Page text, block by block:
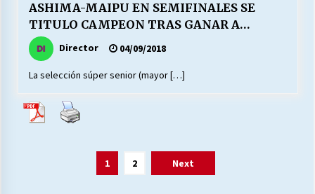
ASHIMA-MAIPU EN SEMIFINALES SE
TITULO CAMPEON TRAS GANAR A
PUENTE ALTO
Director 04/09/2018
La selección súper senior (mayor […]
1 2 Next